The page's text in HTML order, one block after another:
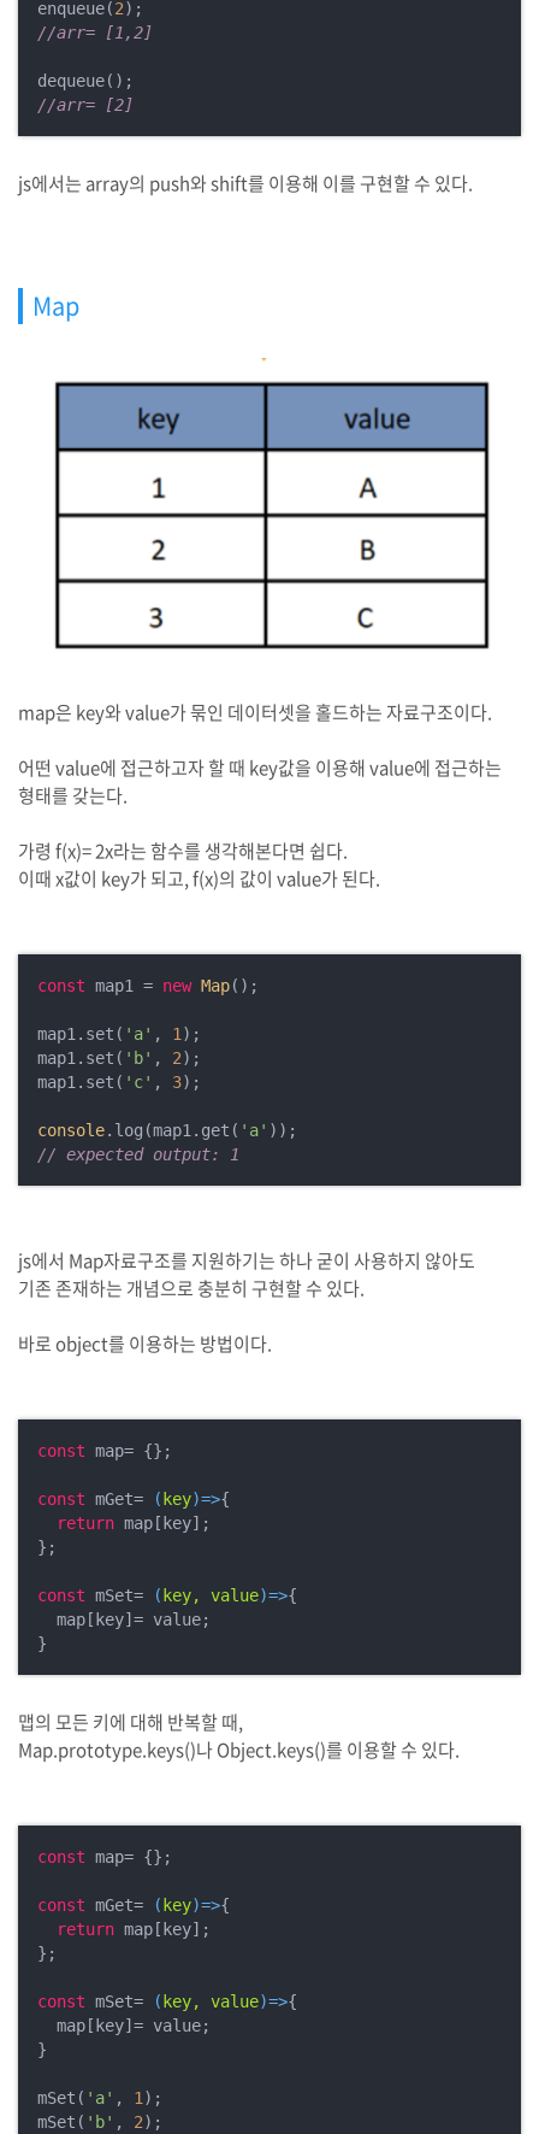
enqueue(2
//arr= [1,2]
//arr= [2]
js에서는 array의 push와 shift를 이용해 이를 구현할 수 있다.
Map
map은 key와 value가 묶인 데이터셋을 홀드하는 자료구조이다.
어떤 value에 접근하고자 할 때 key값을 이용해 value에 접근하는
형태를 갖는다.
가령 f(x)= 2x라는 함수를 생각해본다면 쉽다.
이때 x값이 key가 되고, f(x)의 값이 value가 된다.
const map1 = new Map();
map1.set( 'a' , 1 );
map1.set( 'b' , 2);
map1.set( 'c' , 3);
console.log(map1.get( 'a'
// expected output: 1
js에서 Map자료구조를 지원하기는 하나 굳이 사용하지 않아도
기존 존재하는 개념으로 충분히 구현할 수 있다.
바로 object를 이용하는 방법이다.
const map= {};
const mGet= ( key)=>{
return map[key];
};
const mSet= ( key, value)=>{
  map[key]= value;
}
맵의 모든 키에 대해 반복할 때,
Map.prototype.keys()나 Object.keys()를 이용할 수 있다.
const map= {};
const mGet= ( key)=>{
return map[key];
};
const mSet= ( key, value)=>{
  map[key]= value;
}
mSet( 'a' , 1 );
mSet( 'b' , 2